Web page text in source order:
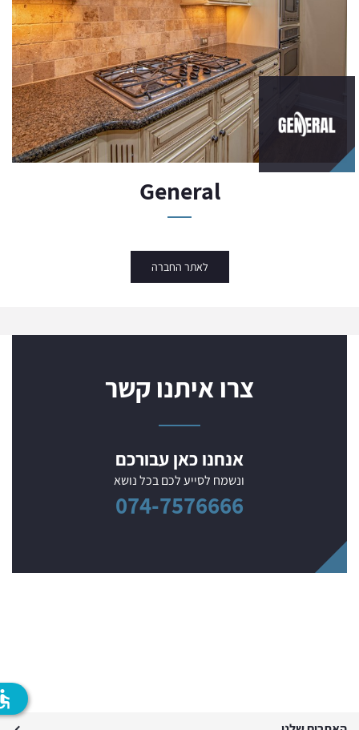
General
לאתר החברה
צרו איתנו קשר
אנחנו כאן עבורכם
ונשמח לסייע לכם בכל נושא
074-7576666